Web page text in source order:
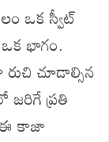
ఒక స్వీట్
ఒక భాగం.
రుచి చూడాల్సిన
జరిగే ప్రతి
ఈ కాజా